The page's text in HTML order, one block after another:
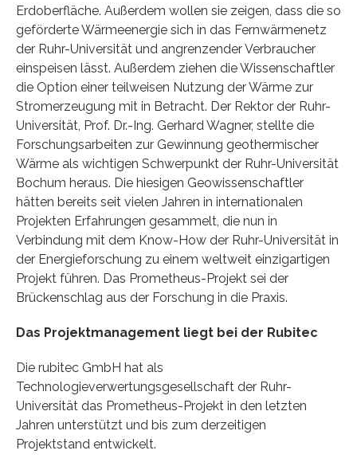
Erdoberfläche. Außerdem wollen sie zeigen, dass die so
geförderte Wärmeenergie sich in das Fernwärmenetz
der Ruhr-Universität und angrenzender Verbraucher
einspeisen lässt. Außerdem ziehen die Wissenschaftler
die Option einer teilweisen Nutzung der Wärme zur
Stromerzeugung mit in Betracht. Der Rektor der Ruhr-
Universität, Prof. Dr.-Ing. Gerhard Wagner, stellte die
Forschungsarbeiten zur Gewinnung geothermischer
Wärme als wichtigen Schwerpunkt der Ruhr-Universität
Bochum heraus. Die hiesigen Geowissenschaftler
hätten bereits seit vielen Jahren in internationalen
Projekten Erfahrungen gesammelt, die nun in
Verbindung mit dem Know-How der Ruhr-Universität in
der Energieforschung zu einem weltweit einzigartigen
Projekt führen. Das Prometheus-Projekt sei der
Brückenschlag aus der Forschung in die Praxis.
Das Projektmanagement liegt bei der Rubitec
Die rubitec GmbH hat als
Technologieverwertungsgesellschaft der Ruhr-
Universität das Prometheus-Projekt in den letzten
Jahren unterstützt und bis zum derzeitigen
Projektstand entwickelt.